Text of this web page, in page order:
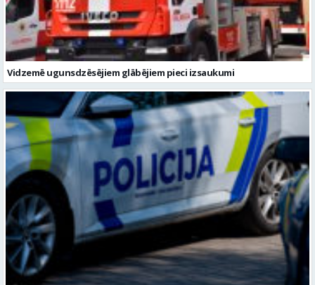
Vidzemē ugunsdzēsējiem glābējiem pieci izsaukumi